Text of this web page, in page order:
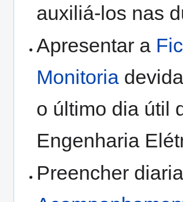
auxiliá-los nas
Apresentar a
Monitoria
o último dia útil
Engenharia
Preencher